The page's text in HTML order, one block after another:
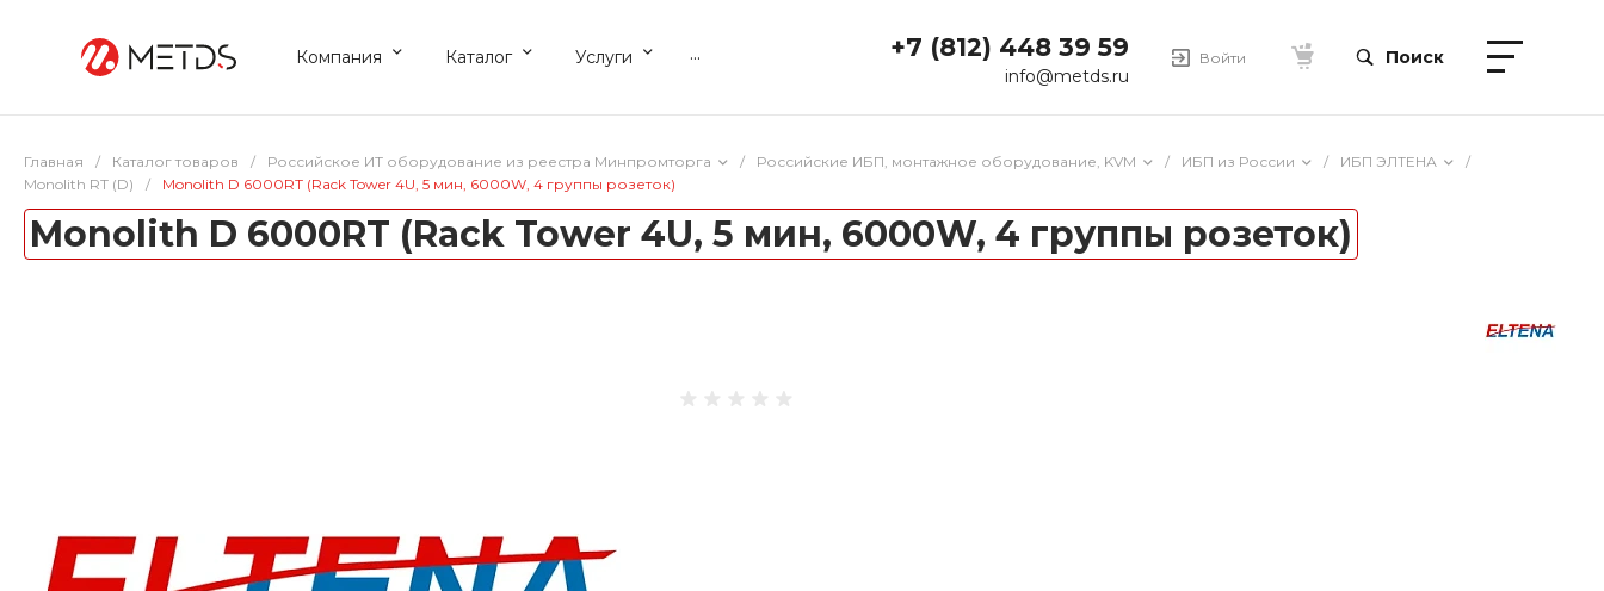
Компания Каталог Услуги ... +7 (812) 448 39 59
info@metds.ru
Войти Поиск
Главная / Каталог товаров / Российское ИТ оборудование из реестра Минпромторга / Российские ИБП, монтажное оборудование, KVM / ИБП из России / ИБП ЭЛТЕНА
/
Monolith RT (D)
/ Monolith D 6000RT (Rack Tower 4U, 5 мин, 6000W, 4 группы розеток)
Monolith D 6000RT (Rack Tower 4U, 5 мин, 6000W, 4 группы розеток)